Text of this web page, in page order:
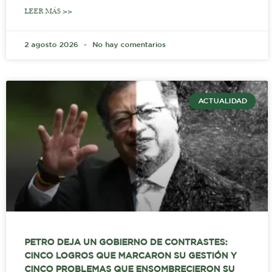
LEER MÁS >>
2 agosto 2026 No hay comentarios
ACTUALIDAD
PETRO DEJA UN GOBIERNO DE CONTRASTES:
CINCO LOGROS QUE MARCARON SU GESTIÓN Y
CINCO PROBLEMAS QUE ENSOMBRECIERON SU